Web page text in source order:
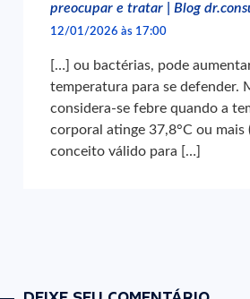
preocupar e tratar | Blog
12/01/2026 às 17:00
[…] ou bactérias, pode
temperatura para se defender.
considera-se febre quando a
corporal atinge 37,8°C ou mais
conceito válido para […]